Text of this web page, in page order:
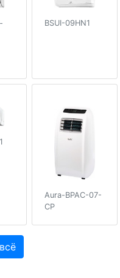
BSUI-09HN1
Aura-BPAC-07-
CP